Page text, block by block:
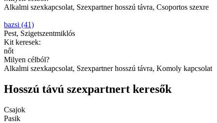
Alkalmi szexkapcsolat, Szexpartner hosszú távra, Csoportos szexre
bazsi (41)
Pest, Szigetszentmiklós
Kit keresek:
nőt
Milyen célból?
Alkalmi szexkapcsolat, Szexpartner hosszú távra, Komoly kapcsolat
Hosszú távú szexpartnert keresők
Csajok
Pasik